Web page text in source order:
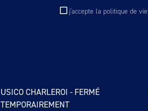
j'accepte la politique de
USICO CHARLEROI - FERMÉ
TEMPORAIREMENT